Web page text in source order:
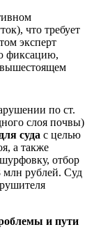
что требует
эксперт
фиксацию,
по ст.
слоя почвы)
суда с целью
а также
отбор
млн рублей. Суд
и пути